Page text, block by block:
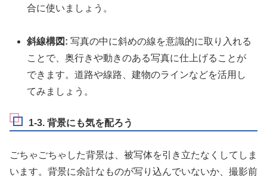
合に使いましょう。
斜線構図: 写真の中に斜めの線を意識的に取り入れる
ことで、奥行きや動きのある写真に仕上げることが
できます。道路や線路、建物のラインなどを活用し
てみましょう。
1-3. 背景にも気を配ろう
ごちゃごちゃした背景は、被写体を引き立たなくしてしま
います。背景に余計なものが写り込んでいないか、撮影前